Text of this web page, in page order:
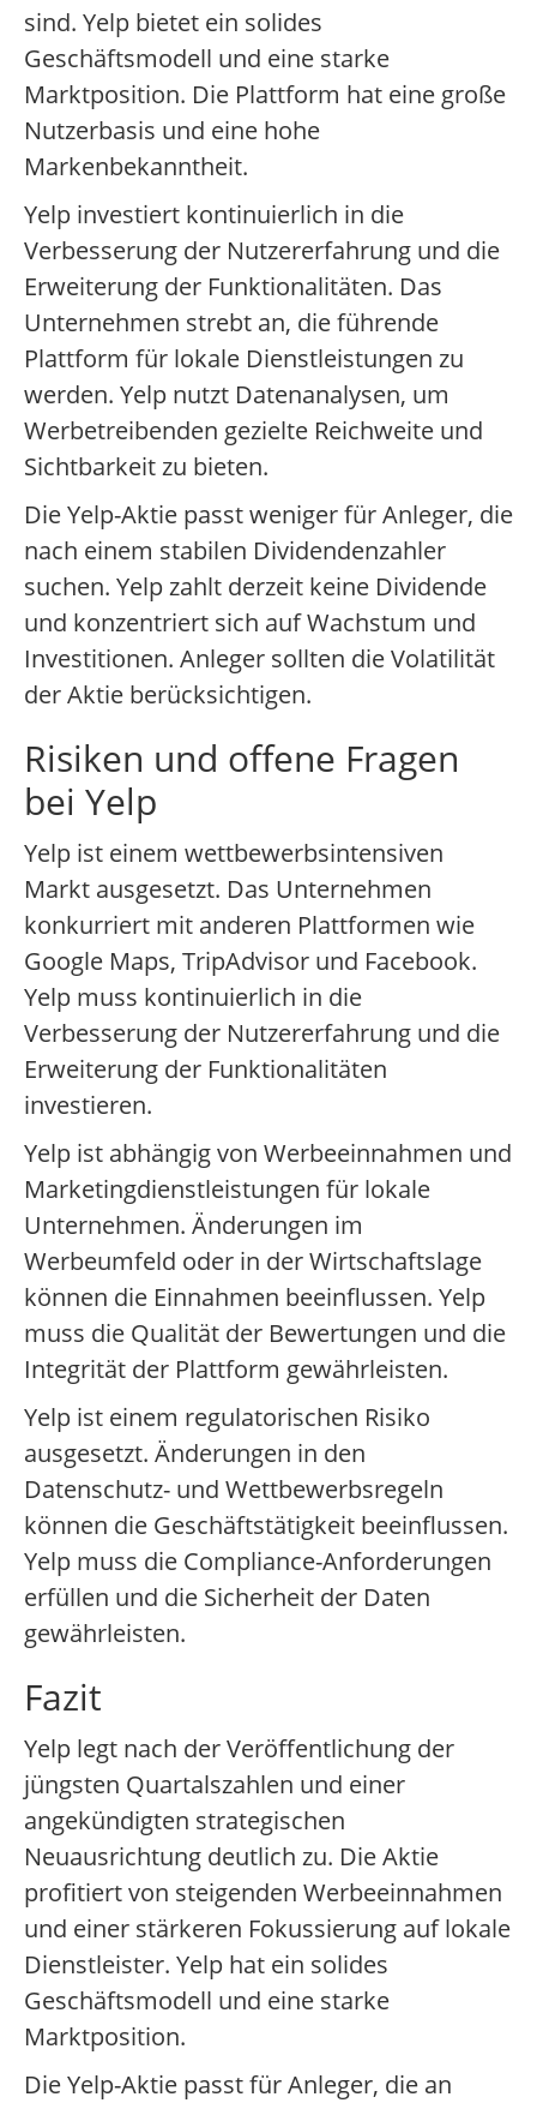
sind. Yelp bietet ein solides
Geschäftsmodell und eine starke
Marktposition. Die Plattform hat eine große
Nutzerbasis und eine hohe
Markenbekanntheit.
Yelp investiert kontinuierlich in die
Verbesserung der Nutzererfahrung und die
Erweiterung der Funktionalitäten. Das
Unternehmen strebt an, die führende
Plattform für lokale Dienstleistungen zu
werden. Yelp nutzt Datenanalysen, um
Werbetreibenden gezielte Reichweite und
Sichtbarkeit zu bieten.
Die Yelp-Aktie passt weniger für Anleger, die
nach einem stabilen Dividendenzahler
suchen. Yelp zahlt derzeit keine Dividende
und konzentriert sich auf Wachstum und
Investitionen. Anleger sollten die Volatilität
der Aktie berücksichtigen.
Risiken und offene Fragen
bei Yelp
Yelp ist einem wettbewerbsintensiven
Markt ausgesetzt. Das Unternehmen
konkurriert mit anderen Plattformen wie
Google Maps, TripAdvisor und Facebook.
Yelp muss kontinuierlich in die
Verbesserung der Nutzererfahrung und die
Erweiterung der Funktionalitäten
investieren.
Yelp ist abhängig von Werbeeinnahmen und
Marketingdienstleistungen für lokale
Unternehmen. Änderungen im
Werbeumfeld oder in der Wirtschaftslage
können die Einnahmen beeinflussen. Yelp
muss die Qualität der Bewertungen und die
Integrität der Plattform gewährleisten.
Yelp ist einem regulatorischen Risiko
ausgesetzt. Änderungen in den
Datenschutz- und Wettbewerbsregeln
können die Geschäftstätigkeit beeinflussen.
Yelp muss die Compliance-Anforderungen
erfüllen und die Sicherheit der Daten
gewährleisten.
Fazit
Yelp legt nach der Veröffentlichung der
jüngsten Quartalszahlen und einer
angekündigten strategischen
Neuausrichtung deutlich zu. Die Aktie
profitiert von steigenden Werbeeinnahmen
und einer stärkeren Fokussierung auf lokale
Dienstleister. Yelp hat ein solides
Geschäftsmodell und eine starke
Marktposition.
Die Yelp-Aktie passt für Anleger, die an